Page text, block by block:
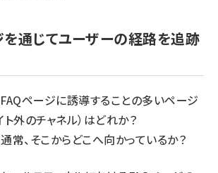
通じてユーザーの経路を追跡
ページに誘導することの多いページ
ト外のチャネル）はどれか？
常、そこからどこへ向かっているか？